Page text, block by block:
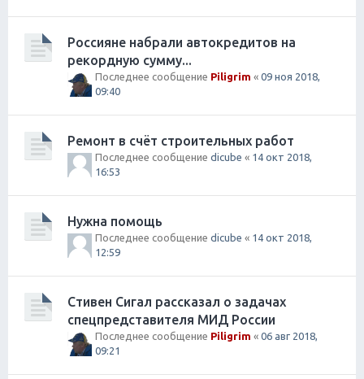
Россияне набрали автокредитов на
рекордную сумму...
Последнее сообщение Piligrim « 09 ноя 2018,
09:40
Ремонт в счёт строительных работ
Последнее сообщение dicube « 14 окт 2018,
16:53
Нужна помощь
Последнее сообщение dicube « 14 окт 2018,
12:59
Стивен Сигал рассказал о задачах
спецпредставителя МИД России
Последнее сообщение Piligrim « 06 авг 2018,
09:21